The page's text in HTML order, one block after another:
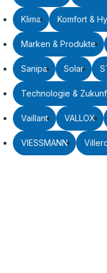
Klima Komfort &
Marken & Produkte
Sanipa Solar
Technologie &
Vaillant VALLOX
VIESSMANN